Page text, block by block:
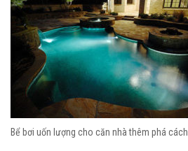
Bể bơi uốn lượng cho căn nhà thêm phá cách.